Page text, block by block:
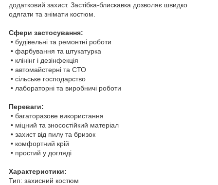
додатковий захист. Застібка-блискавка дозволяє швидко
одягати та знімати костюм.
Сфери застосування:
• будівельні та ремонтні роботи
• фарбування та штукатурка
• клінінг і дезінфекція
• автомайстерні та СТО
• сільське господарство
• лабораторні та виробничі роботи
Переваги:
• багаторазове використання
• міцний та зносостійкий матеріал
• захист від пилу та бризок
• комфортний крій
• простий у догляді
Характеристики:
Тип: захисний костюм